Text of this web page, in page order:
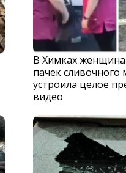
В Химках женщина
пачек сливочного
устроила целое
видео